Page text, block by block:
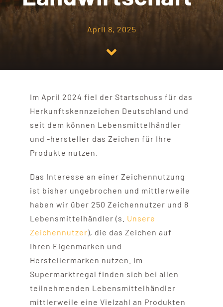
April 8, 2025
Im April 2024 fiel der Startschuss für das
Herkunftskennzeichen Deutschland und
seit dem können Lebensmittelhändler
und -hersteller das Zeichen für Ihre
Produkte nutzen.
Das Interesse an einer Zeichennutzung
ist bisher ungebrochen und mittlerweile
haben wir über 250 Zeichennutzer und 8
Lebensmittelhändler (s. Unsere
Zeichennutzer), die das Zeichen auf
Ihren Eigenmarken und
Herstellermarken nutzen. Im
Supermarktregal finden sich bei allen
teilnehmenden Lebensmittelhändler
mittlerweile eine Vielzahl an Produkten